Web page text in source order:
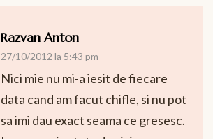
Razvan Anton
27/10/2012 la 5:43 pm
Nici mie nu mi-a iesit de fiecare
data cand am facut chifle, si nu pot
sa imi dau exact seama ce gresesc.